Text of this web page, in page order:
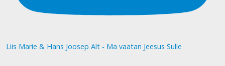
Liis Marie & Hans Joosep Alt - Ma vaatan Jeesus Sulle